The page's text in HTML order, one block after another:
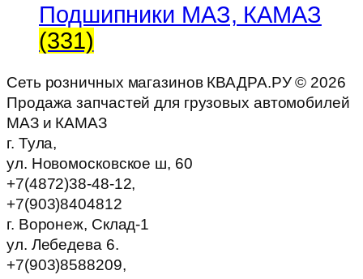
Подшипники МАЗ, КАМАЗ
(331)
Сеть розничных магазинов КВАДРА.РУ © 2026
Продажа запчастей для грузовых автомобилей
МАЗ и КАМАЗ
г. Тула,
ул. Новомосковское ш, 60
+7(4872)38-48-12,
+7(903)8404812
г. Воронеж, Склад-1
ул. Лебедева 6.
+7(903)8588209,